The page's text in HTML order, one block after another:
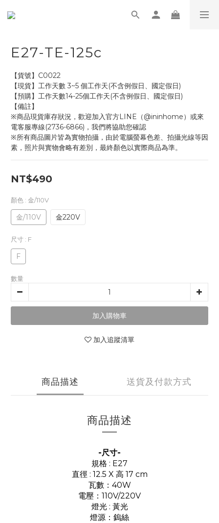
E27-TE-125c
【貨號】C0022
【現貨】工作天數 3~5 個工作天(不含例假日、國定假日)
【預購】工作天數14-25個工作天(不含例假日、國定假日)
【備註】
※商品現貨庫存狀況，歡迎加入官方LINE（@ininhome）或來
電客服專線(2736-6866)，我們將協助您確認
※所有商品圖片皆為實物拍攝，由於電腦螢幕色差、拍攝光線等因
素，照片與實物會略有差別，最終顏色以實際商品為準。
NT$490
顏色 : 金/110V
金/110V 金220V
尺寸 : F
F
數量
加入購物車
加入追蹤清單
商品描述 送貨及付款方式
商品描述
-尺寸-
規格 : E27
直徑 : 12.5 X 高 17 cm
瓦數：40W
電壓：110V/220V
燈光 : 黃光
燈源：鎢絲